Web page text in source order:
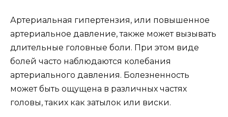
Артериальная гипертензия, или повышенное
артериальное давление, также может вызывать
длительные головные боли. При этом виде
болей часто наблюдаются колебания
артериального давления. Болезненность
может быть ощущена в различных частях
головы, таких как затылок или виски.